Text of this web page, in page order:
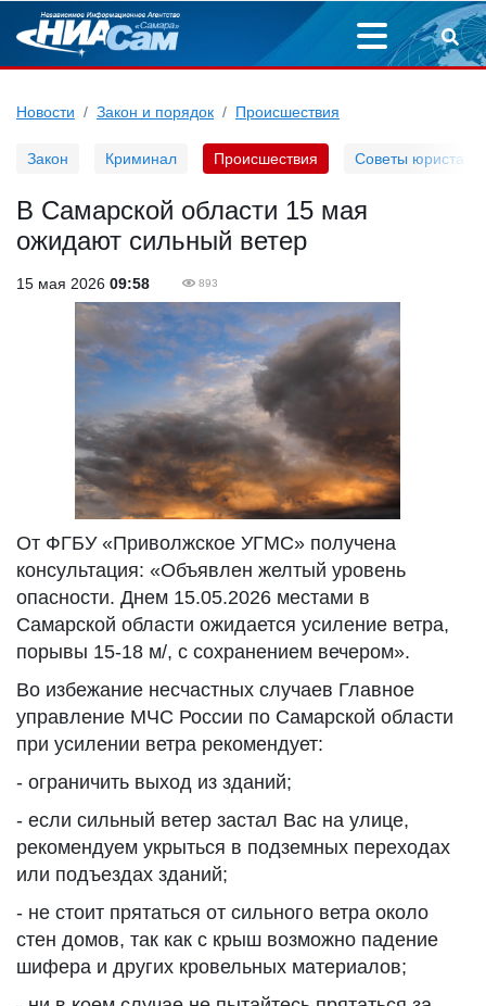
Новости Закон и порядок Происшествия
Закон Криминал Происшествия Советы юриста
В Самарской области 15 мая
ожидают сильный ветер
15 мая 2026 09:58 893
От ФГБУ «Приволжское УГМС» получена
консультация: «Объявлен желтый уровень
опасности. Днем 15.05.2026 местами в
Самарской области ожидается усиление ветра,
порывы 15-18 м/, с сохранением вечером».
Во избежание несчастных случаев Главное
управление МЧС России по Самарской области
при усилении ветра рекомендует:
- ограничить выход из зданий;
- если сильный ветер застал Вас на улице,
рекомендуем укрыться в подземных переходах
или подъездах зданий;
- не стоит прятаться от сильного ветра около
стен домов, так как с крыш возможно падение
шифера и других кровельных материалов;